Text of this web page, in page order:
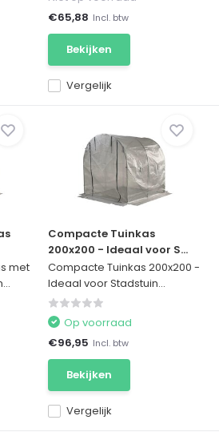
Vergelijk
€65,88 Incl. btw
Bekijken
met
Compacte Tuinkas
200x200 - Ideaal voor S...
Compacte Tuinkas 200x200 -
Ideaal voor Stadstuin...
Vergelijk
Op voorraad
€96,95 Incl. btw
Bekijken